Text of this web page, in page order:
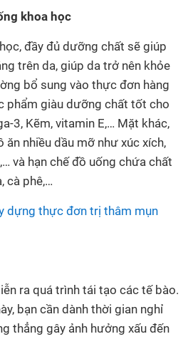
khoa học
đầy đủ dưỡng chất sẽ giúp
trên da, giúp da trở nên khỏe
bổ sung vào thực đơn hàng
phẩm giàu dưỡng chất tốt cho
3, Kẽm, vitamin E,… Mặt khác,
ăn nhiều dầu mỡ như xúc xích,
và hạn chế đồ uống chứa chất
cà phê,…
dựng thực đơn trị thâm mụn
ra quá trình tái tạo các tế bào.
bạn cần dành thời gian nghỉ
thẳng gây ảnh hưởng xấu đến